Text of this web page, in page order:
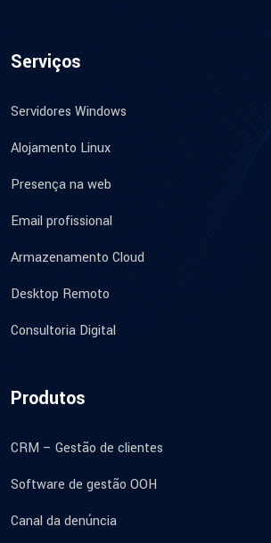
Serviços
Servidores Windows
Alojamento Linux
Presença na web
Email profissional
Armazenamento Cloud
Desktop Remoto
Consultoria Digital
Produtos
CRM – Gestão de clientes
Software de gestão OOH
Canal da denúncia